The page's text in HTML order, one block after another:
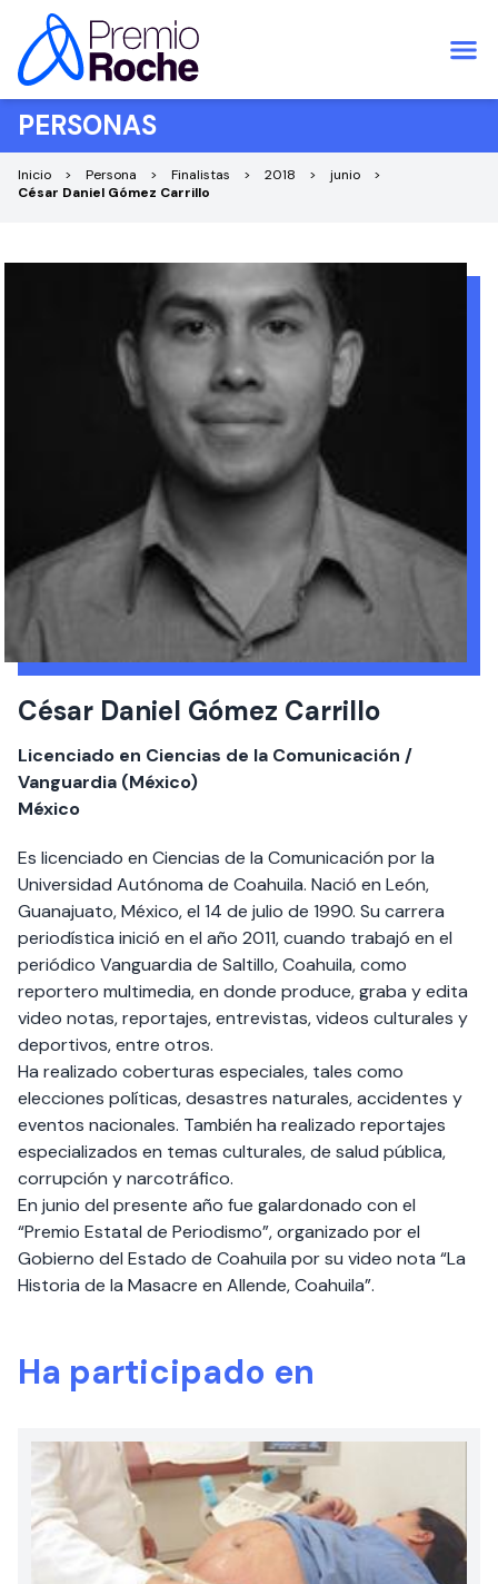
Saltar al contenido
PERSONAS
Inicio Persona Finalistas 2018
junio
César Daniel Gómez Carrillo
César Daniel Gómez Carrillo
Licenciado en Ciencias de la Comunicación /
Vanguardia (México)
México
Es licenciado en Ciencias de la Comunicación por la
Universidad Autónoma de Coahuila. Nació en León,
Guanajuato, México, el 14 de julio de 1990. Su carrera
periodística inició en el año 2011, cuando trabajó en el
periódico Vanguardia de Saltillo, Coahuila, como
reportero multimedia, en donde produce, graba y edita
video notas, reportajes, entrevistas, videos culturales y
deportivos, entre otros.
Ha realizado coberturas especiales, tales como
elecciones políticas, desastres naturales, accidentes y
eventos nacionales. También ha realizado reportajes
especializados en temas culturales, de salud pública,
corrupción y narcotráfico.
En junio del presente año fue galardonado con el
“Premio Estatal de Periodismo”, organizado por el
Gobierno del Estado de Coahuila por su video nota “La
Historia de la Masacre en Allende, Coahuila”.
Ha participado en